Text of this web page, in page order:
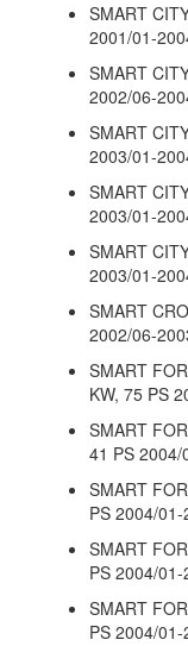
SMART
2001/01-
SMART
2002/06-
SMART
2003/01-
SMART
2003/01-
SMART
2003/01-
SMART
2002/06-
SMART
KW, 75 PS
SMART
41 PS 2004/
SMART
PS 2004/01-
SMART
PS 2004/01-
SMART
PS 2004/01-